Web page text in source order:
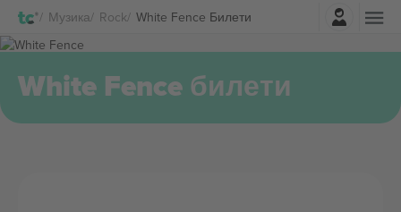
Музика Rock White Fence Билети
Најави се
White Fence билети